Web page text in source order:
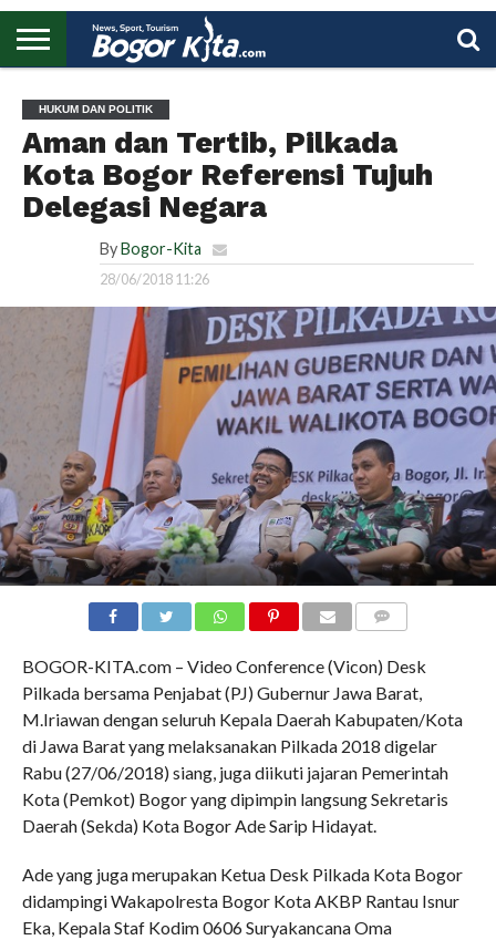
UTAMA
HUKUM DAN POLITIK
Aman dan Tertib, Pilkada
Kota Bogor Referensi Tujuh
Delegasi Negara
By Bogor-Kita
28/06/2018 11:26
BOGOR-KITA.com – Video Conference (Vicon) Desk
Pilkada bersama Penjabat (PJ) Gubernur Jawa Barat,
M.Iriawan dengan seluruh Kepala Daerah Kabupaten/Kota
di Jawa Barat yang melaksanakan Pilkada 2018 digelar
Rabu (27/06/2018) siang, juga diikuti jajaran Pemerintah
Kota (Pemkot) Bogor yang dipimpin langsung Sekretaris
Daerah (Sekda) Kota Bogor Ade Sarip Hidayat.
Ade yang juga merupakan Ketua Desk Pilkada Kota Bogor
didampingi Wakapolresta Bogor Kota AKBP Rantau Isnur
Eka, Kepala Staf Kodim 0606 Suryakancana Oma